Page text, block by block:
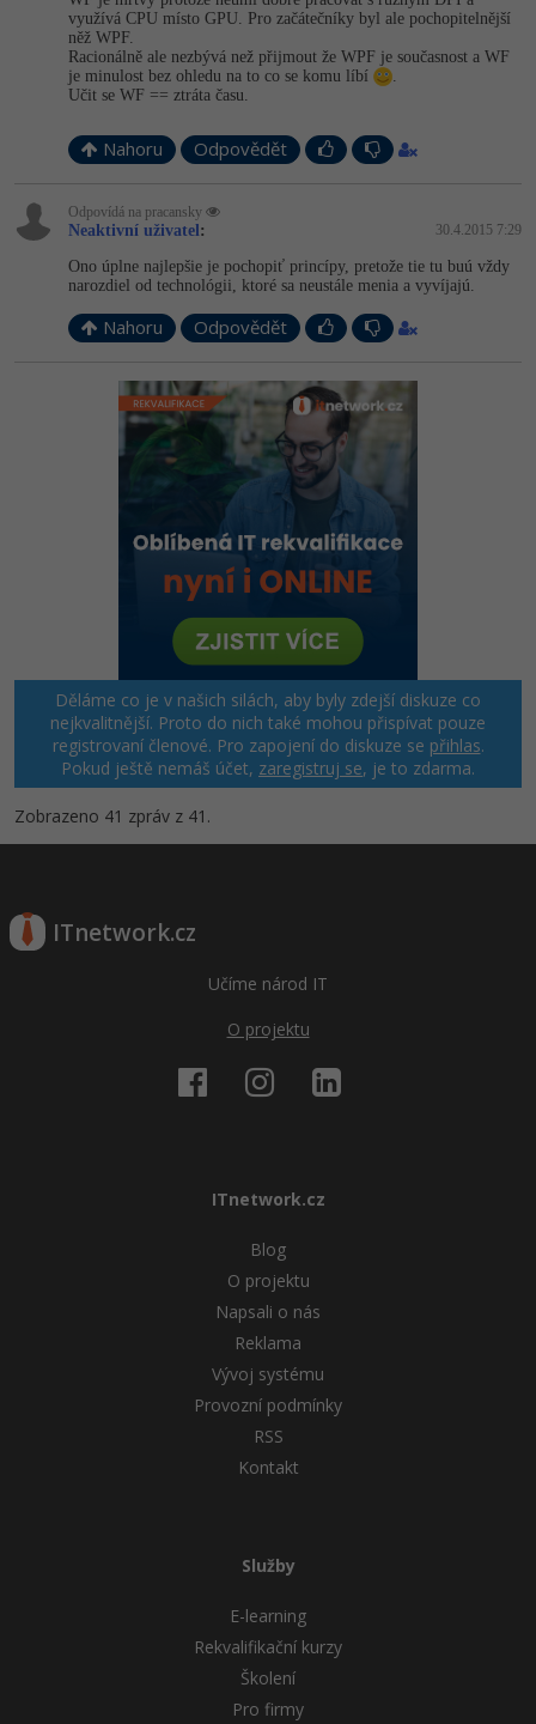
využívá CPU místo GPU. Pro začátečníky byl ale pochopitelnější
něž WPF.
Racionálně ale nezbývá než přijmout že WPF je současnost a WF
je minulost bez ohledu na to co se komu líbí
Učit se WF == ztráta času.
Nahoru Odpovědět
Odpovídá na pracansky
Neaktivní uživatel: 30.4.2015 7:29
Ono úplne najlepšie je pochopiť princípy, pretože tie tu buú vždy
narozdiel od technológii, ktoré sa neustále menia a vyvíjajú.
Nahoru Odpovědět
Děláme co je v našich silách, aby byly zdejší diskuze co
nejkvalitnější. Proto do nich také mohou přispívat pouze
registrovaní členové. Pro zapojení do diskuze se přihlas.
Pokud ještě nemáš účet, zaregistruj se, je to zdarma.
Zobrazeno 41 zpráv z 41.
ITnetwork.cz
Učíme národ IT
O projektu
ITnetwork.cz
Blog
O projektu
Napsali o nás
Reklama
Vývoj systému
Provozní podmínky
RSS
Kontakt
Služby
E-learning
Rekvalifikační kurzy
Školení
Pro firmy